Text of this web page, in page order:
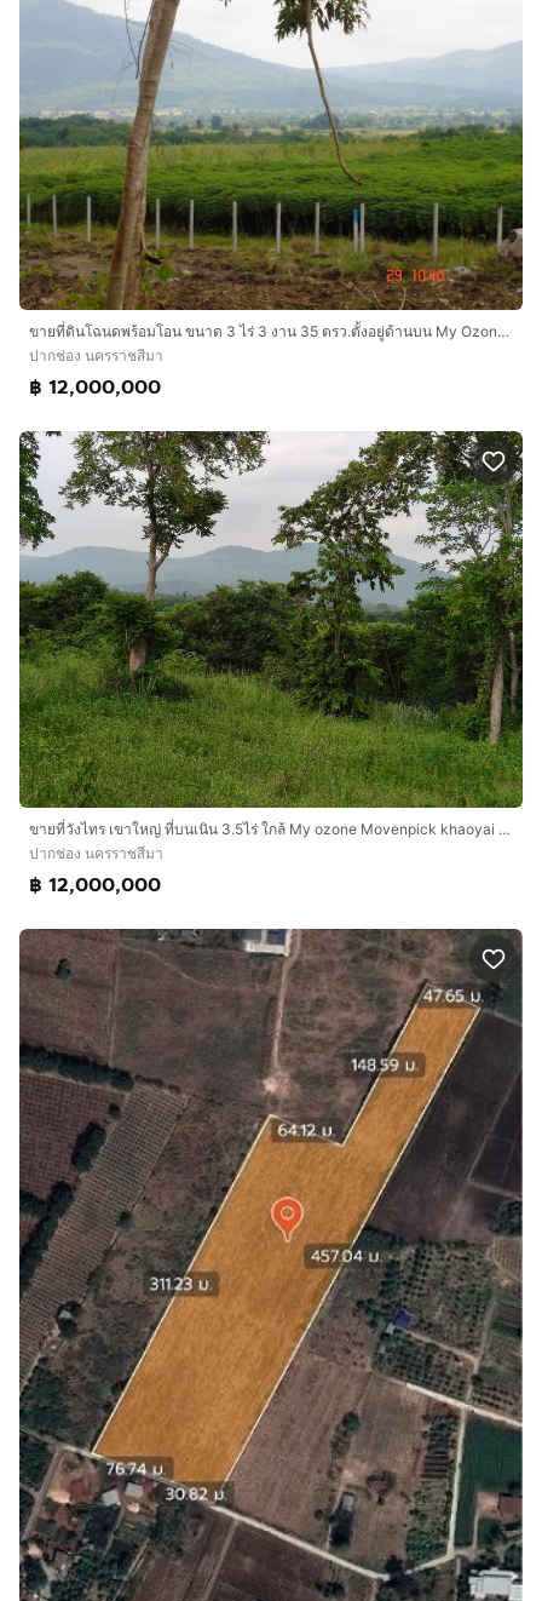
ขายที่ดินโฉนดพร้อมโอน ขนาด 3 ไร่ 3 งาน 35 ตรว.ตั้งอยู่ด้านบน My Ozone ด้านหลังติดเขาแถมที่ครอบครอบติดโฉนด 13 ไร่ 2 งาน รังวัดขึ้นรูปแล้ว
ปากช่อง นครราชสีมา
฿ 12,000,000
ขายที่วังไทร เขาใหญ่ ที่บนเนิน 3.5ไร่ ใกล้ My ozone Movenpick khaoyai ถนนกว้างไฟฟ้าผ่านหน้าที่ เดินทางสะดวก วิวเขาสวยมาก หลังพิงเขา แถมที่คร
ปากช่อง นครราชสีมา
฿ 12,000,000